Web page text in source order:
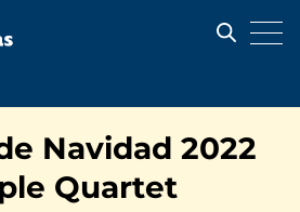
Navidad 2022
Quartet